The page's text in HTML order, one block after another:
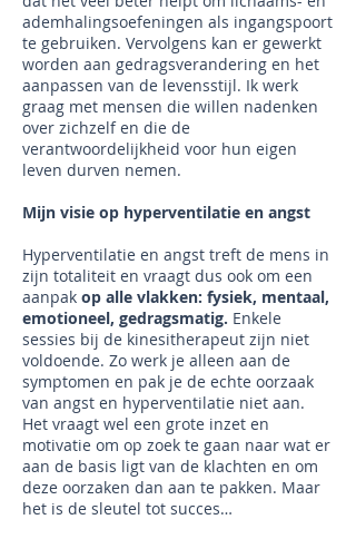
ademhalingsoefeningen als ingangspoort
te gebruiken. Vervolgens kan er gewerkt
worden aan gedragsverandering en het
aanpassen van de levensstijl. Ik werk
graag met mensen die willen nadenken
over zichzelf en die de
verantwoordelijkheid voor hun eigen
leven durven nemen.
Mijn visie op hyperventilatie en angst
Hyperventilatie en angst treft de mens in
zijn totaliteit en vraagt dus ook om een
aanpak op alle vlakken: fysiek, mentaal,
emotioneel, gedragsmatig. Enkele
sessies bij de kinesitherapeut zijn niet
voldoende. Zo werk je alleen aan de
symptomen en pak je de echte oorzaak
van angst en hyperventilatie niet aan.
Het vraagt wel een grote inzet en
motivatie om op zoek te gaan naar wat er
aan de basis ligt van de klachten en om
deze oorzaken dan aan te pakken. Maar
het is de sleutel tot succes…